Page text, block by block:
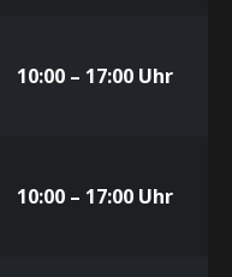
10:00 – 17:00 Uhr
10:00 – 17:00 Uhr